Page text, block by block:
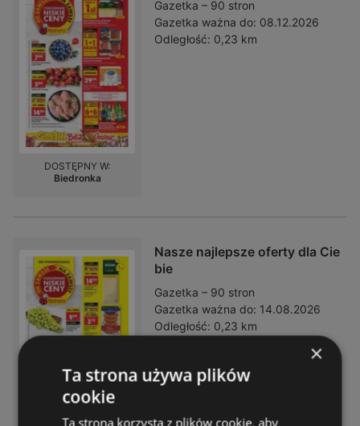
Gazetka – 90 stron
Gazetka ważna do: 08.12.2026
Odległość: 0,23 km
DOSTĘPNY W:
Biedronka
Nasze najlepsze oferty dla Cie
bie
Gazetka – 90 stron
Gazetka ważna do: 14.08.2026
Odległość: 0,23 km
×
Ta strona używa plików
cookie
Ta strona korzysta z plików cookie, aby